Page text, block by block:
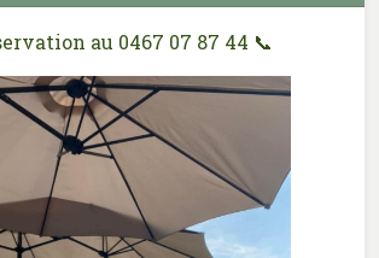
au 0467 07 87 44 📞